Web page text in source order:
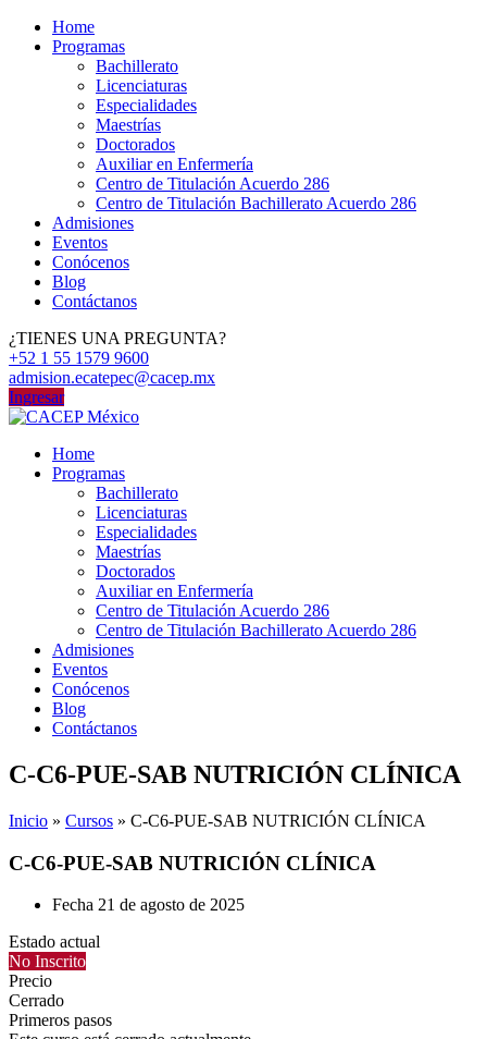
Home
Programas
Bachillerato
Licenciaturas
Especialidades
Maestrías
Doctorados
Auxiliar en Enfermería
Centro de Titulación Acuerdo 286
Centro de Titulación Bachillerato Acuerdo 286
Admisiones
Eventos
Conócenos
Blog
Contáctanos
¿TIENES UNA PREGUNTA?
+52 1 55 1579 9600
admision.ecatepec@cacep.mx
Ingresar
Home
Programas
Bachillerato
Licenciaturas
Especialidades
Maestrías
Doctorados
Auxiliar en Enfermería
Centro de Titulación Acuerdo 286
Centro de Titulación Bachillerato Acuerdo 286
Admisiones
Eventos
Conócenos
Blog
Contáctanos
C-C6-PUE-SAB NUTRICIÓN CLÍNICA
Inicio » Cursos » C-C6-PUE-SAB NUTRICIÓN CLÍNICA
C-C6-PUE-SAB NUTRICIÓN CLÍNICA
Fecha 21 de agosto de 2025
Estado actual
No Inscrito
Precio
Cerrado
Primeros pasos